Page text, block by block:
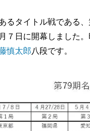
るタイトル戦である
７日に開幕しました
慎太郎八段です。